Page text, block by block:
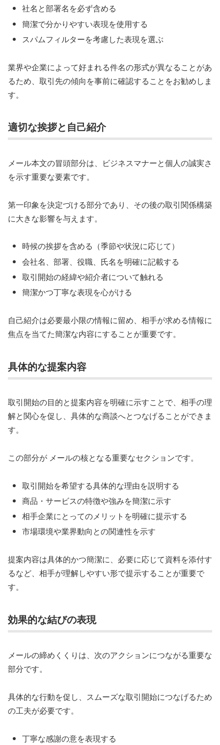
社名と部署名を必ず含める
簡潔で分かりやすい表現を使用する
スパムフィルターを考慮した表現を選ぶ
業界や企業によって好まれる件名の形式が異なることがあ
るため、取引先の傾向を事前に確認することをお勧めしま
す。
適切な挨拶と自己紹介
メール本文の冒頭部分は、ビジネスマナーと個人の誠実さ
を示す重要な要素です。
第一印象を決定づける部分であり、その後の取引関係構築
に大きな影響を与えます。
時候の挨拶を含める（季節や状況に応じて）
会社名、部署、役職、氏名を明確に記載する
取引開始の経緯や紹介者について触れる
簡潔かつ丁寧な表現を心がける
自己紹介は必要最小限の情報に留め、相手が求める情報に
焦点を当てた簡潔な内容にすることが重要です。
具体的な提案内容
取引開始の目的と提案内容を明確に示すことで、相手の理
解と関心を促し、具体的な商談へとつなげることができま
す。
この部分が メールの核となる重要なセクションです。
取引開始を希望する具体的な理由を説明する
商品・サービスの特徴や強みを簡潔に示す
相手企業にとってのメリットを明確に提示する
市場環境や業界動向との関連性を示す
提案内容は具体的かつ簡潔に、必要に応じて資料を添付す
るなど、相手が理解しやすい形で提示することが重要で
す。
効果的な結びの表現
メールの締めくくりは、次のアクションにつながる重要な
部分です。
具体的な行動を促し、スムーズな取引開始につなげるため
の工夫が必要です。
丁寧な感謝の意を表現する